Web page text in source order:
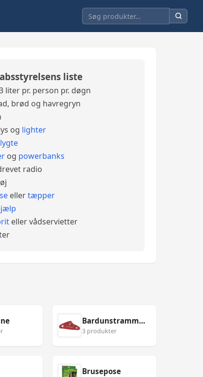
liste
liter pr. person pr. døgn
brød og havregryn
og lighter
og powerbanks
radio
ellertæpper
eller vådservietter
Bardunstrammer
3 produkter
Brusepose